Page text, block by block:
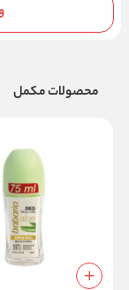
محصولات مکمل